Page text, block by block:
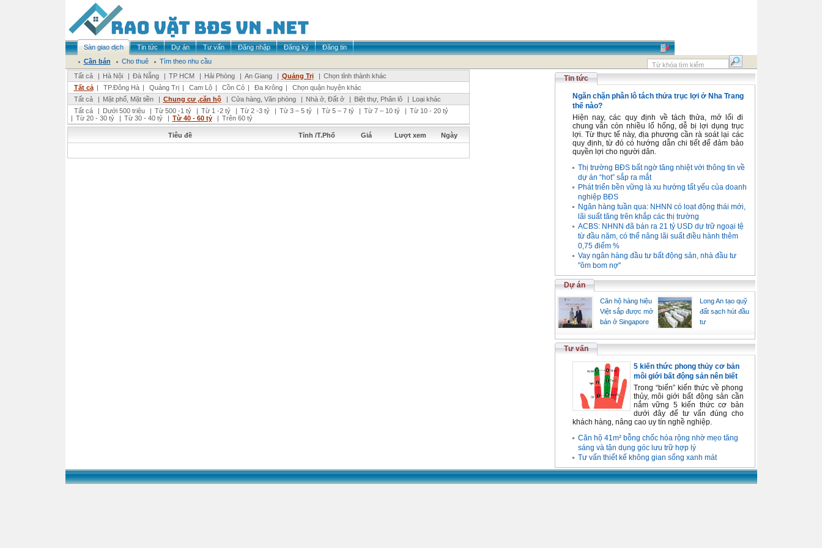
Sàn giao dịch Tin tức Dự án Tư vấn Đăng nhập Đăng ký
Đăng tin
Cần bán
Cho thuê
Tìm theo nhu cầu
Tất cả
| Hà Nội | Đà Nẵng | TP HCM | Hải Phòng | An Giang | Quảng Trị | Chọn tỉnh thành khác
Tất cả | TP.Đông Hà | Quảng Trị | Cam Lộ | Cồn Cỏ | Đa Krông |
Chọn quận huyện khác
Tất cả
| Mặt phố, Mặt tiền | Chung cư ,căn hộ | Cửa hàng, Văn phòng | Nhà ở, Đất ở | Biệt thự, Phân lô | Loại khác
Tất cả
| Dưới 500 triệu | Từ 500 -1 tỷ | Từ 1 -2 tỷ | Từ 2 -3 tỷ | Từ 3 – 5 tỷ | Từ 5 – 7 tỷ | Từ 7 – 10 tỷ | Từ 10 - 20 tỷ
| Từ 20 - 30 tỷ | Từ 30 - 40 tỷ | Từ 40 - 60 tỷ | Trên 60 tỷ
Tiêu đề Tỉnh /T.Phố Giá Lượt xem Ngày
Tin tức
Ngăn chặn phân lô tách thửa trục lợi ở Nha Trang
thế nào?
Hiện nay, các quy định về tách thửa, mở lối đi
chung vẫn còn nhiều lổ hổng, dễ bị lợi dụng trục
lợi. Từ thực tế này, địa phương cần rà soát lại các
quy định, từ đó có hướng dẫn chi tiết để đảm bảo
quyền lợi cho người dân.
Thị trường BĐS bất ngờ tăng nhiệt với thông tin về
dự án “hot” sắp ra mắt
Phát triển bền vững là xu hướng tất yếu của doanh
nghiệp BĐS
Ngân hàng tuần qua: NHNN có loạt động thái mới,
lãi suất tăng trên khắp các thị trường
ACBS: NHNN đã bán ra 21 tỷ USD dự trữ ngoại tệ
từ đầu năm, có thể nâng lãi suất điều hành thêm
0,75 điểm %
Vay ngân hàng đầu tư bất động sản, nhà đầu tư
"ôm bom nợ"
Dự án
Căn hộ hàng hiệu
Việt sắp được mở
bán ở Singapore
Long An tạo quỹ
đất sạch hút đầu
tư
Tư vấn
5 kiến thức phong thủy cơ bản
môi giới bất động sản nên biết
Trong “biển” kiến thức về phong
thủy, môi giới bất động sản cần
nắm vững 5 kiến thức cơ bản
dưới đây để tư vấn đúng cho
khách hàng, nâng cao uy tín nghề nghiệp.
Căn hộ 41m² bỗng chốc hóa rộng nhờ mẹo tăng
sáng và tận dụng góc lưu trữ hợp lý
Tư vấn thiết kế không gian sống xanh mát